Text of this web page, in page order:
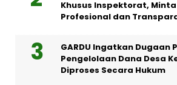
Khusus Inspektorat,
Profesional dan
GARDU Ingatkan Dugaan
Pengelolaan Dana Desa
Diproses Secara Hukum